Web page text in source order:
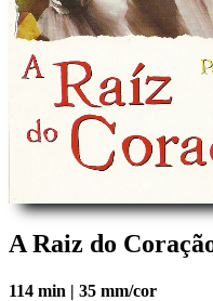
A Raiz do
114 min | 35 mm/cor